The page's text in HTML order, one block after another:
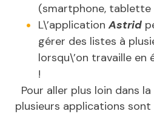
(smartphone, tablette
L\’applicationAstrid
gérer des listes à
lorsqu\’on travaille en
!
Pour aller plus loin dans
plusieurs applications sont